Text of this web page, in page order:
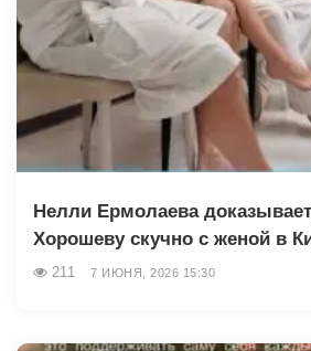
Нелли Ермолаева
Хорошеву скучно с женой в
211 7 ИЮНЯ, 2026 15:30